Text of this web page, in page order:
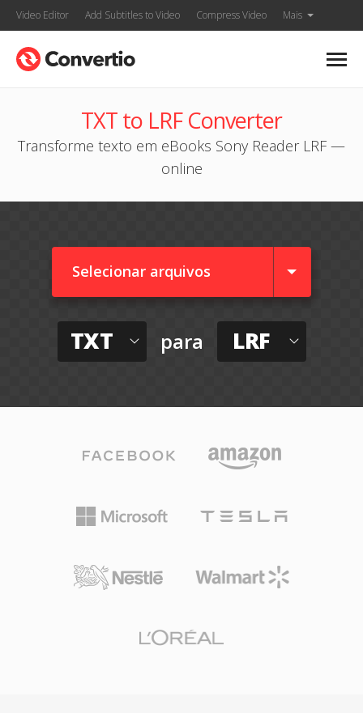
Video Editor Add Subtitles to Video Compress Video Mais
TXT to LRF Converter
Transforme texto em eBooks Sony Reader LRF —
online
Selecionar arquivos
TXT para LRF